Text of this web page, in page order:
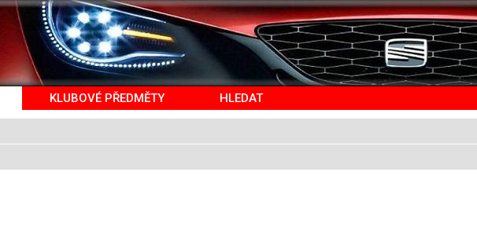
KLUBOVÉ PŘEDMĚTY HLEDAT